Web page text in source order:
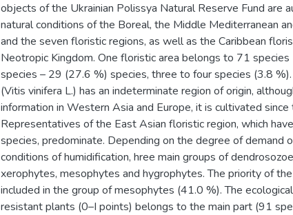
objects of the Ukrainian Polissya Natural Reserve Fund are
natural conditions of the Boreal, the Middle Mediterranean
and the seven floristic regions, as well as the Caribbean
Neotropic Kingdom. One floristic area belongs to 71
species – 29 (27.6 %) species, three to four species (3.8
(Vitis vinifera L.) has an indeterminate region of origin,
information in Western Asia and Europe, it is cultivated
Representatives of the East Asian floristic region, which
species, predominate. Depending on the degree of demand
conditions of humidification, hree main groups of
xerophytes, mesophytes and hygrophytes. The priority of
included in the group of mesophytes (41.0 %). The
resistant plants (0–I points) belongs to the main part (91